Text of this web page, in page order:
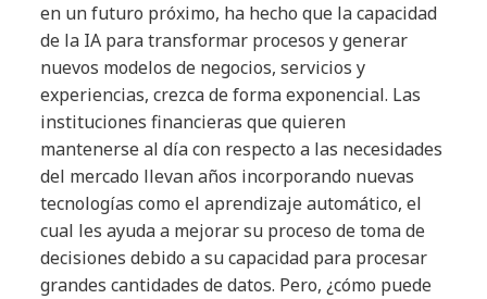
en un futuro próximo, ha hecho que la capacidad
de la IA para transformar procesos y generar
nuevos modelos de negocios, servicios y
experiencias, crezca de forma exponencial. Las
instituciones financieras que quieren
mantenerse al día con respecto a las necesidades
del mercado llevan años incorporando nuevas
tecnologías como el aprendizaje automático, el
cual les ayuda a mejorar su proceso de toma de
decisiones debido a su capacidad para procesar
grandes cantidades de datos. Pero, ¿cómo puede